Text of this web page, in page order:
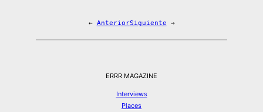
← AnteriorSiguiente →
ERRR MAGAZINE
Interviews
Places